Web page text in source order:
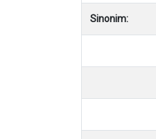
Sinonim: